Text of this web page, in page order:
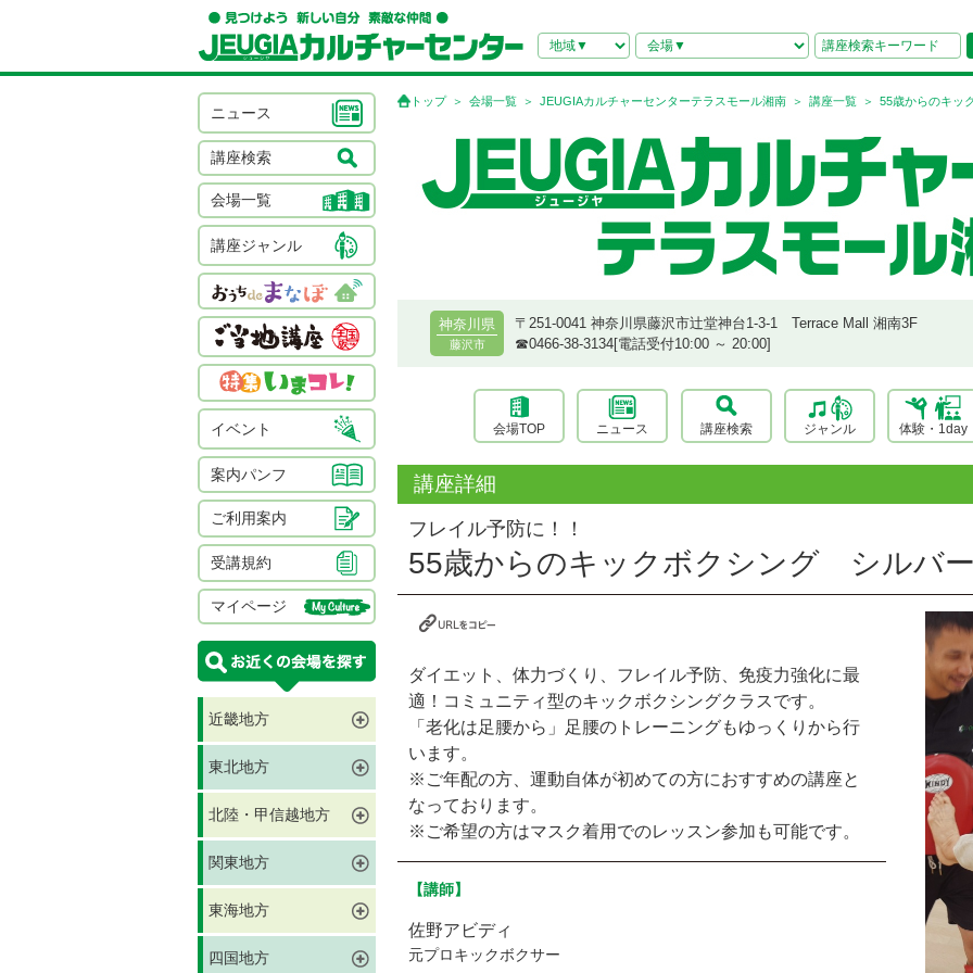
ニュース
講座検索
会場一覧
講座ジャンル
イベント
案内パンフ
ご利用案内
受講規約
マイページ
近畿地方
東北地方
北陸・甲信越地方
関東地方
東海地方
四国地方
トップ 会場一覧 JEUGIAカルチャーセンターテラスモール湘南 講座一覧 55歳からのキッ
神奈川県
藤沢市
〒251-0041 神奈川県藤沢市辻堂神台1-3-1 Terrace Mall 湘南3F
☎︎0466-38-3134[電話受付10:00 ～ 20:00]
会場TOP ニュース 講座検索 ジャンル 体験・1day
講座詳細
フレイル予防に！！
55歳からのキックボクシング シルバ
ダイエット、体力づくり、フレイル予防、免疫力強化に最
適！コミュニティ型のキックボクシングクラスです。
「老化は足腰から」足腰のトレーニングもゆっくりから行
います。
※ご年配の方、運動自体が初めての方におすすめの講座と
なっております。
※ご希望の方はマスク着用でのレッスン参加も可能です。
【講師】
佐野アビディ
元プロキックボクサー